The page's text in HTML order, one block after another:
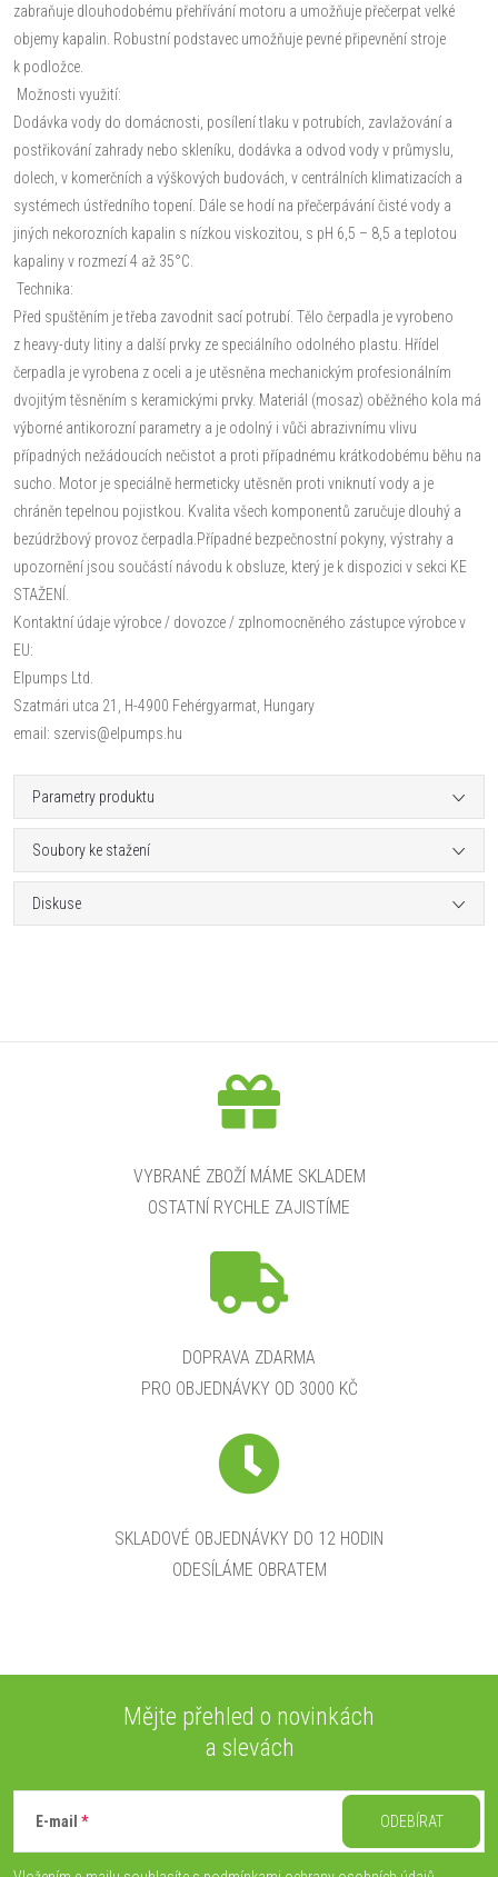
zabraňuje dlouhodobému přehřívání motoru a umožňuje přečerpat velké
objemy kapalin. Robustní podstavec umožňuje pevné připevnění stroje
k podložce.
Možnosti využití:
Dodávka vody do domácnosti, posílení tlaku v potrubích, zavlažování a
postřikování zahrady nebo skleníku, dodávka a odvod vody v průmyslu,
dolech, v komerčních a výškových budovách, v centrálních klimatizacích a
systémech ústředního topení. Dále se hodí na přečerpávání čisté vody a
jiných nekorozních kapalin s nízkou viskozitou, s pH 6,5 – 8,5 a teplotou
kapaliny v rozmezí 4 až 35°C.
Technika:
Před spuštěním je třeba zavodnit sací potrubí. Tělo čerpadla je vyrobeno
z heavy-duty litiny a další prvky ze speciálního odolného plastu. Hřídel
čerpadla je vyrobena z oceli a je utěsněna mechanickým profesionálním
dvojitým těsněním s keramickými prvky. Materiál (mosaz) oběžného kola má
výborné antikorozní parametry a je odolný i vůči abrazivnímu vlivu
případných nežádoucích nečistot a proti případnému krátkodobému běhu na
sucho. Motor je speciálně hermeticky utěsněn proti vniknutí vody a je
chráněn tepelnou pojistkou. Kvalita všech komponentů zaručuje dlouhý a
bezúdržbový provoz čerpadla.Případné bezpečnostní pokyny, výstrahy a
upozornění jsou součástí návodu k obsluze, který je k dispozici v sekci KE
STAŽENÍ.
Kontaktní údaje výrobce / dovozce / zplnomocněného zástupce výrobce v
EU:
Elpumps Ltd.
Szatmári utca 21, H-4900 Fehérgyarmat, Hungary
email: szervis@elpumps.hu
Parametry produktu
Soubory ke stažení
Diskuse
VYBRANÉ ZBOŽÍ MÁME SKLADEM
OSTATNÍ RYCHLE ZAJISTÍME
DOPRAVA ZDARMA
PRO OBJEDNÁVKY OD 3000 KČ
SKLADOVÉ OBJEDNÁVKY DO 12 HODIN
ODESÍLÁME OBRATEM
Mějte přehled o novinkách
a slevách
E-mail ODEBÍRAT